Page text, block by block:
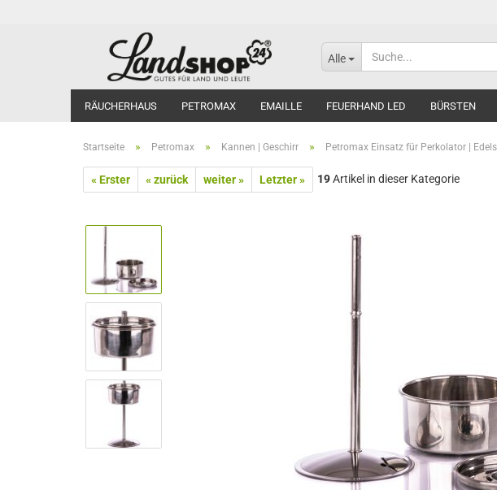
Alle
RÄUCHERHAUS PETROMAX EMAILLE FEUERHAND LED BÜRSTEN
Startseite » Petromax » Kannen | Geschirr » Petromax Einsatz für Perkolator |
« Erster « zurück weiter » Letzter » 19Artikel in dieser Kategorie